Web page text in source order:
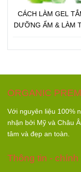
CÁCH LÀM GEL
DƯỠNG ẨM & LÀM
ORGANIC
Với nguyên liệu 100%
nhận bởi Mỹ và Châu
tâm và đẹp an toàn.
Thông tin - chính